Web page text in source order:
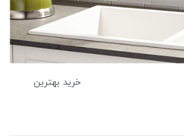
بهترین